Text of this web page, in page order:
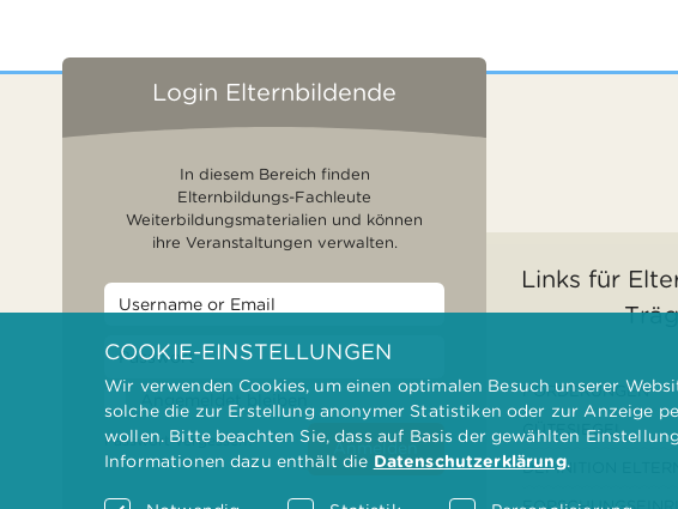
Login Elternbildende
In diesem Bereich finden
Elternbildungs-Fachleute
Weiterbildungsmaterialien und können
ihre Veranstaltungen verwalten.
Angemeldet bleiben
Passwort vergessen? Anmelden
Links für
FÖRDERUNGEN
GÜTESIEGEL
DEFINITION
COOKIE-EINSTELLUNGEN
Wir verwenden Cookies, um einen optimalen Besuch unserer
solche die zur Erstellung anonymer Statistiken oder zur Anzeige
wollen. Bitte beachten Sie, dass auf Basis der gewählten
Informationen dazu enthält die Datenschutzerklärung.